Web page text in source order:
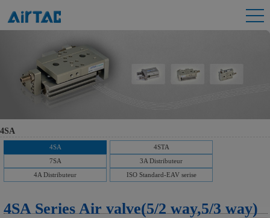
4SA
4SA
4STA
7SA
3A Distributeur
4A Distributeur
ISO Standard-EAV serise
4SA Series Air valve(5/2 way,5/3 way)